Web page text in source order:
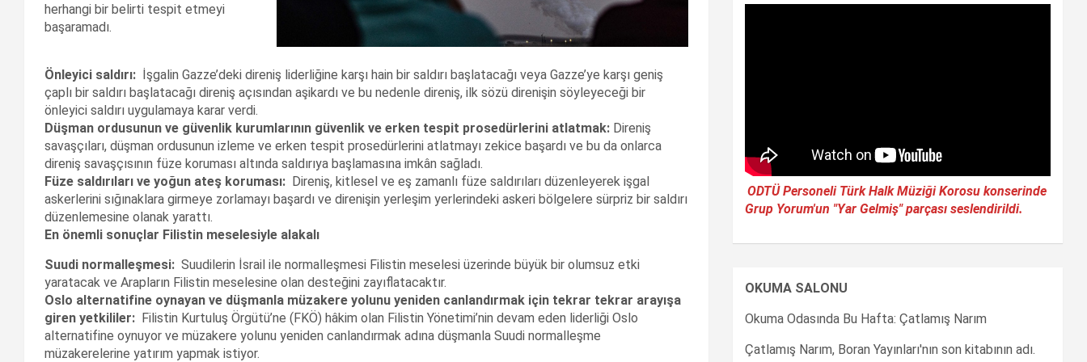
herhangi bir belirti tespit etmeyi
başaramadı.
Önleyici saldırı: İşgalin Gazze’deki direniş liderliğine karşı hain bir saldırı başlatacağı veya Gazze’ye karşı geniş
çaplı bir saldırı başlatacağı direniş açısından aşikardı ve bu nedenle direniş, ilk sözü direnişin söyleyeceği bir
önleyici saldırı uygulamaya karar verdi.
Düşman ordusunun ve güvenlik kurumlarının güvenlik ve erken tespit prosedürlerini atlatmak: Direniş
savaşçıları, düşman ordusunun izleme ve erken tespit prosedürlerini atlatmayı zekice başardı ve bu da onlarca
direniş savaşçısının füze koruması altında saldırıya başlamasına imkân sağladı.
Füze saldırıları ve yoğun ateş koruması: Direniş, kitlesel ve eş zamanlı füze saldırıları düzenleyerek işgal
askerlerini sığınaklara girmeye zorlamayı başardı ve direnişin yerleşim yerlerindeki askeri bölgelere sürpriz bir saldırı
düzenlemesine olanak yarattı.
En önemli sonuçlar Filistin meselesiyle alakalı
Suudi normalleşmesi: Suudilerin İsrail ile normalleşmesi Filistin meselesi üzerinde büyük bir olumsuz etki
yaratacak ve Arapların Filistin meselesine olan desteğini zayıflatacaktır.
Oslo alternatifine oynayan ve düşmanla müzakere yolunu yeniden canlandırmak için tekrar tekrar arayışa
giren yetkililer: Filistin Kurtuluş Örgütü’ne (FKÖ) hâkim olan Filistin Yönetimi’nin devam eden liderliği Oslo
alternatifine oynuyor ve müzakere yolunu yeniden canlandırmak adına düşmanla Suudi normalleşme
müzakerelerine yatırım yapmak istiyor.
ODTÜ Personeli Türk Halk Müziği Korosu konserinde
Grup Yorum'un "Yar Gelmiş" parçası seslendirildi.
OKUMA SALONU
Okuma Odasında Bu Hafta: Çatlamış Narım
Çatlamış Narım, Boran Yayınları'nın son kitabının adı.